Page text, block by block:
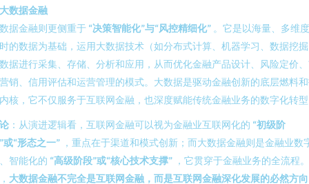
数据金融
据金融则更侧重于 “决策智能化”与“风控精细化” 。它是以海量、多维
的数据为基础，运用大数据技术（如分布式计算、机器学习、数据挖
据进行采集、存储、分析和应用，从而优化金融产品设计、风险定价
销、信用评估和运营管理的模式。大数据是驱动金融创新的底层燃料
核，它不仅服务于互联网金融，也深度赋能传统金融业务的数字化转
：从演进逻辑看，互联网金融可以视为金融业互联网化的 “初级阶
或“形态之一” ，重点在于渠道和模式创新；而大数据金融则是金融业数
智能化的 “高级阶段”或“核心技术支撑” ，它贯穿于金融业务的全流程
大数据金融不完全是互联网金融，而是互联网金融深化发展的必然方